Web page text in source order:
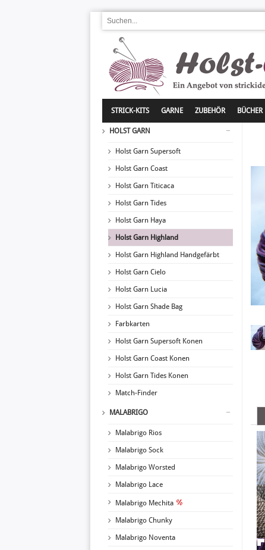
STRICK-KITS GARNE ZUBEHÖR BÜCHER
HOLST GARN
Holst Garn Supersoft
Holst Garn Coast
Holst Garn Titicaca
Holst Garn Tides
Holst Garn Haya
Holst Garn Highland
Holst Garn Highland Handgefärbt
Holst Garn Cielo
Holst Garn Lucia
Holst Garn Shade Bag
Farbkarten
Holst Garn Supersoft Konen
Holst Garn Coast Konen
Holst Garn Tides Konen
Match-Finder
MALABRIGO
Malabrigo Rios
Malabrigo Sock
Malabrigo Worsted
Malabrigo Lace
Malabrigo Mechita
Malabrigo Chunky
Malabrigo Noventa